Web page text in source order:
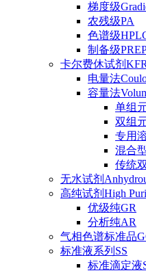
梯度级
农残级PA
色谱级
制备级
卡尔费休试剂KFR
电量法
容量法
单组
双组
专用
混合
传统
无水试剂
高纯试剂High
优级纯GR
分析纯AR
气相色谱标准品
标准液系列SS
标准滴定液